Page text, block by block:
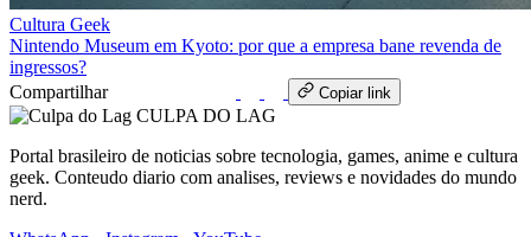
Cultura Geek
Nintendo Museum em Kyoto: por que a empresa bane revenda de
ingressos?
Compartilhar
Copiar link
CULPA DO LAG
Portal brasileiro de noticias sobre tecnologia, games, anime e cultura
geek. Conteudo diario com analises, reviews e novidades do mundo
nerd.